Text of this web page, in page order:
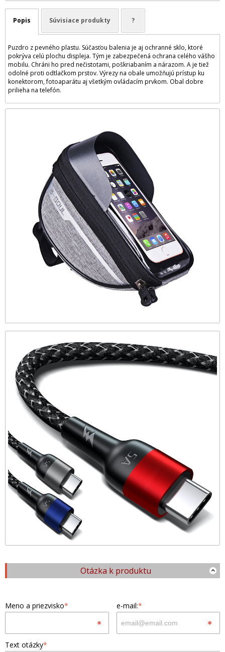
Popis Súvisiace produkty ?
Puzdro z pevného plastu. Súčasťou balenia je aj ochranné sklo, ktoré
pokrýva celú plochu displeja. Tým je zabezpečená ochrana celého vášho
mobilu. Chráni ho pred nečistotami, poškriabaním a nárazom. A je tiež
odolné proti odtlačkom prstov. Výrezy na obale umožňujú prístup ku
konektorom, fotoaparátu aj všetkým ovládacím prvkom. Obal dobre
prilieha na telefón.
Otázka k produktu
Meno a priezvisko* e-mail:*
Text otázky*